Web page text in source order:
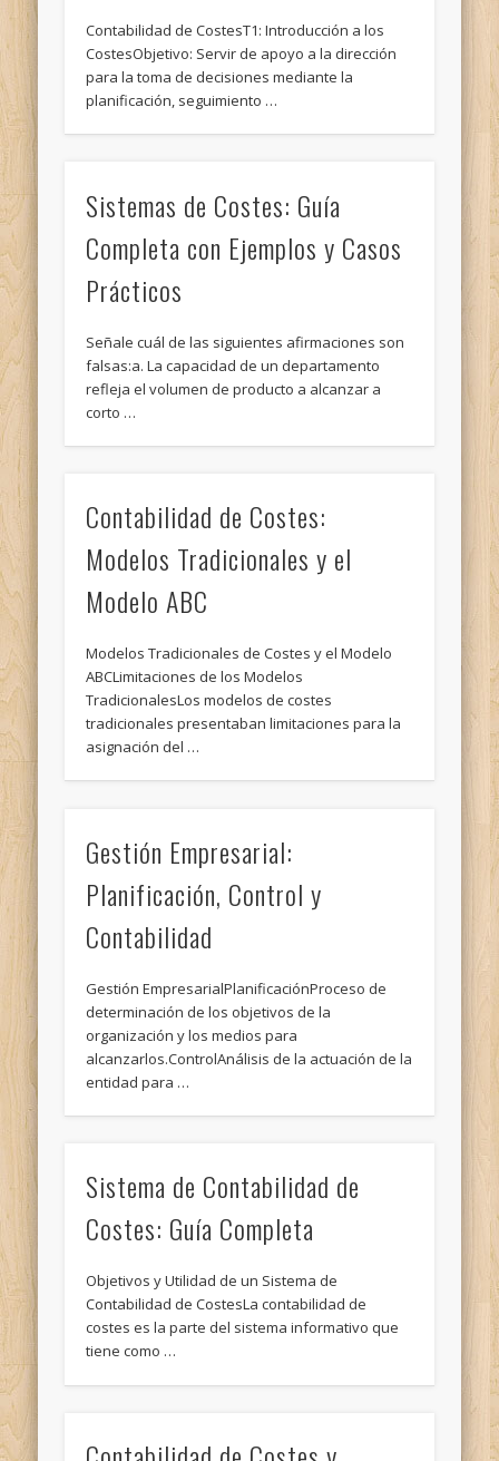
Contabilidad de CostesT1: Introducción a los
CostesObjetivo: Servir de apoyo a la dirección
para la toma de decisiones mediante la
planificación, seguimiento …
Sistemas de Costes: Guía
Completa con Ejemplos y Casos
Prácticos
Señale cuál de las siguientes afirmaciones son
falsas:a. La capacidad de un departamento
refleja el volumen de producto a alcanzar a
corto …
Contabilidad de Costes:
Modelos Tradicionales y el
Modelo ABC
Modelos Tradicionales de Costes y el Modelo
ABCLimitaciones de los Modelos
TradicionalesLos modelos de costes
tradicionales presentaban limitaciones para la
asignación del …
Gestión Empresarial:
Planificación, Control y
Contabilidad
Gestión EmpresarialPlanificaciónProceso de
determinación de los objetivos de la
organización y los medios para
alcanzarlos.ControlAnálisis de la actuación de la
entidad para …
Sistema de Contabilidad de
Costes: Guía Completa
Objetivos y Utilidad de un Sistema de
Contabilidad de CostesLa contabilidad de
costes es la parte del sistema informativo que
tiene como …